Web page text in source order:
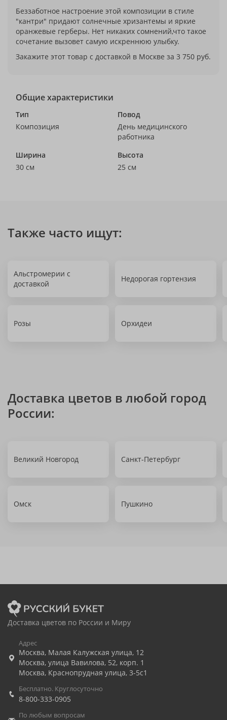
Беззаботное настроение этой композиции в стиле
"кантри" придают солнечные хризантемы и яркие
оранжевые герберы. Нет никаких сомнений,что такое
сочетание вызовет самую искреннюю улыбку.
Закажите этот товар с доставкой в Москве за 3 750 руб.
Общие характеристики
Тип
Композиция
Повод
День медицинского
работника
Ширина
30 см
Высота
25 см
Также часто ищут:
Альстромерии с
доставкой
Недорогая гортензия
Розы Орхидеи
Доставка цветов в любой город
России:
Великий Новгород Санкт-Петербург
Омск Пушкино
Доставка цветов по России и Миру
Адрес
Москва, Малая Калужская улица, 12
Москва, улица Вавилова, 52, корп. 1
Москва, Краснопрудная улица, 3-5с1
Бесплатно. Круглосуточно
8-800-333-0905
По любым вопросам